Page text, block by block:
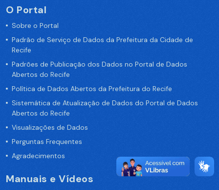
O Portal
Sobre o Portal
Padrão de Serviço de Dados da Prefeitura da Cidade de
Recife
Padrões de Publicação dos Dados no Portal de Dados
Abertos do Recife
Política de Dados Abertos da Prefeitura do Recife
Sistemática de Atualização de Dados do Portal de Dados
Abertos do Recife
Visualizações de Dados
Perguntas Frequentes
Agradecimentos
Manuais e Vídeos